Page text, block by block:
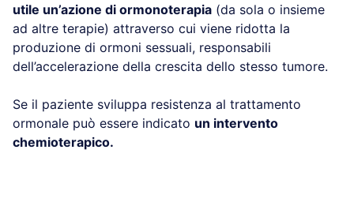
utile un’azione di ormonoterapia (da sola o insieme
ad altre terapie) attraverso cui viene ridotta la
produzione di ormoni sessuali, responsabili
dell’accelerazione della crescita dello stesso tumore.
Se il paziente sviluppa resistenza al trattamento
ormonale può essere indicato un intervento
chemioterapico.